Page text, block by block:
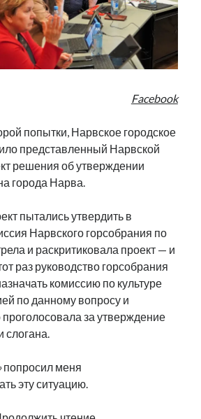
Facebook
попытки, Нарвское городское
представленный Нарвской
решения об утверждении
города Нарва.
пытались утвердить в
Нарвского горсобрания по
и раскритиковала проект — и
раз руководство горсобрания
комиссию по культуре
по данному вопросу и
за утверждение
слогана.
попросил меня
эту ситуацию.